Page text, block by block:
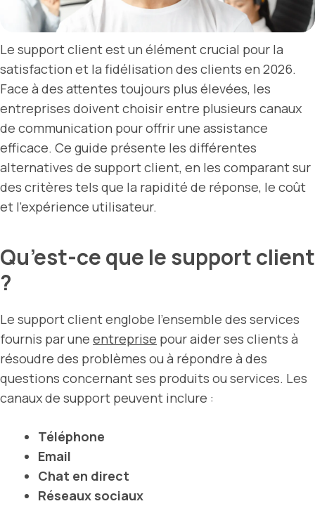
Le support client est un élément crucial pour la
satisfaction et la fidélisation des clients en 2026.
Face à des attentes toujours plus élevées, les
entreprises doivent choisir entre plusieurs canaux
de communication pour offrir une assistance
efficace. Ce guide présente les différentes
alternatives de support client, en les comparant sur
des critères tels que la rapidité de réponse, le coût
et l’expérience utilisateur.
Qu’est-ce que le support client
?
Le support client englobe l’ensemble des services
fournis par une entreprise pour aider ses clients à
résoudre des problèmes ou à répondre à des
questions concernant ses produits ou services. Les
canaux de support peuvent inclure :
Téléphone
Email
Chat en direct
Réseaux sociaux